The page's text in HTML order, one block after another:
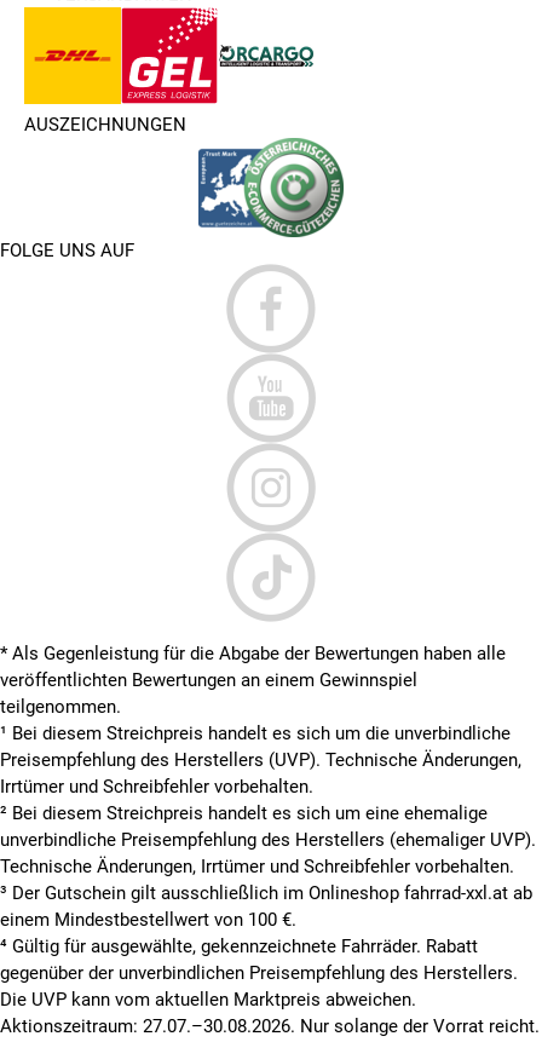
AUSZEICHNUNGEN
FOLGE UNS AUF
* Als Gegenleistung für die Abgabe der Bewertungen haben alle
veröffentlichten Bewertungen an einem Gewinnspiel
teilgenommen.
¹ Bei diesem Streichpreis handelt es sich um die unverbindliche
Preisempfehlung des Herstellers (UVP). Technische Änderungen,
Irrtümer und Schreibfehler vorbehalten.
² Bei diesem Streichpreis handelt es sich um eine ehemalige
unverbindliche Preisempfehlung des Herstellers (ehemaliger UVP).
Technische Änderungen, Irrtümer und Schreibfehler vorbehalten.
³ Der Gutschein gilt ausschließlich im Onlineshop fahrrad-xxl.at ab
einem Mindestbestellwert von 100 €.
⁴ Gültig für ausgewählte, gekennzeichnete Fahrräder. Rabatt
gegenüber der unverbindlichen Preisempfehlung des Herstellers.
Die UVP kann vom aktuellen Marktpreis abweichen.
Aktionszeitraum: 27.07.–30.08.2026. Nur solange der Vorrat reicht.